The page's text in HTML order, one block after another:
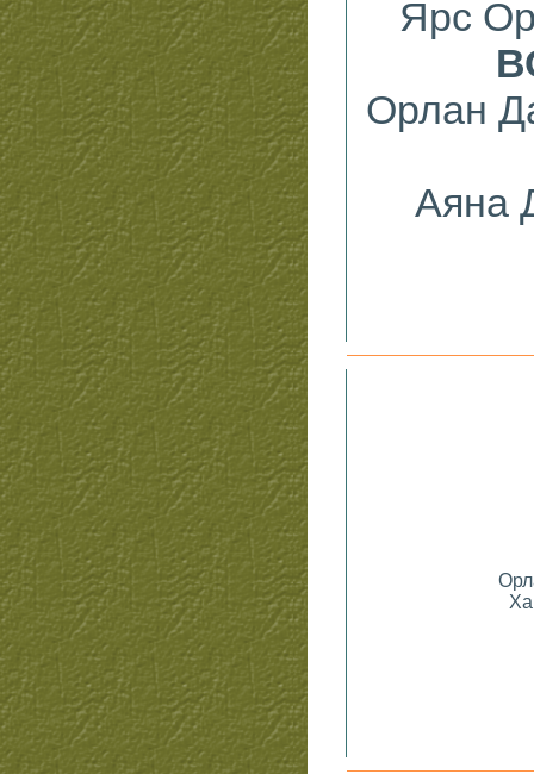
Ярс
Орлан
Аяна